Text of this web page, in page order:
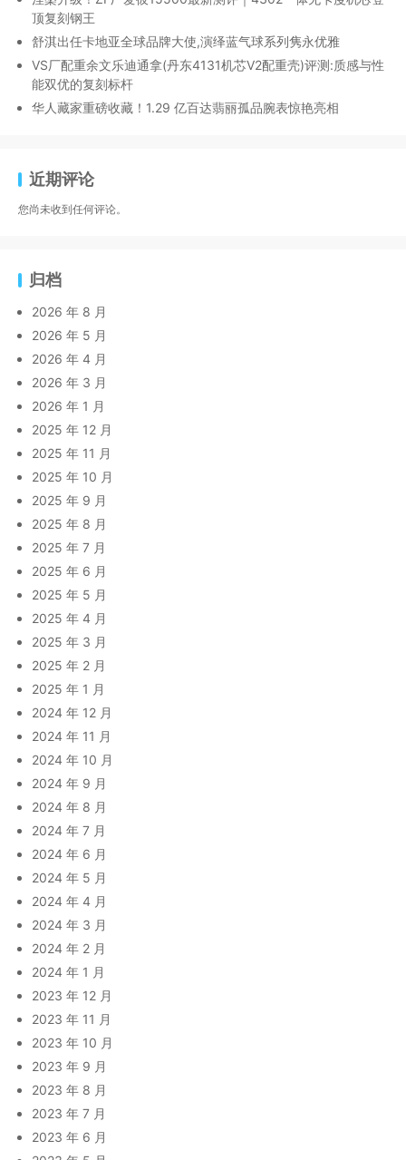
顶复刻钢王
舒淇出任卡地亚全球品牌大使,演绎蓝气球系列隽永优雅
VS厂配重余文乐迪通拿(丹东4131机芯V2配重壳)评测:质感与性
能双优的复刻标杆
华人藏家重磅收藏！1.29 亿百达翡丽孤品腕表惊艳亮相
近期评论
您尚未收到任何评论。
归档
2026 年 8 月
2026 年 5 月
2026 年 4 月
2026 年 3 月
2026 年 1 月
2025 年 12 月
2025 年 11 月
2025 年 10 月
2025 年 9 月
2025 年 8 月
2025 年 7 月
2025 年 6 月
2025 年 5 月
2025 年 4 月
2025 年 3 月
2025 年 2 月
2025 年 1 月
2024 年 12 月
2024 年 11 月
2024 年 10 月
2024 年 9 月
2024 年 8 月
2024 年 7 月
2024 年 6 月
2024 年 5 月
2024 年 4 月
2024 年 3 月
2024 年 2 月
2024 年 1 月
2023 年 12 月
2023 年 11 月
2023 年 10 月
2023 年 9 月
2023 年 8 月
2023 年 7 月
2023 年 6 月